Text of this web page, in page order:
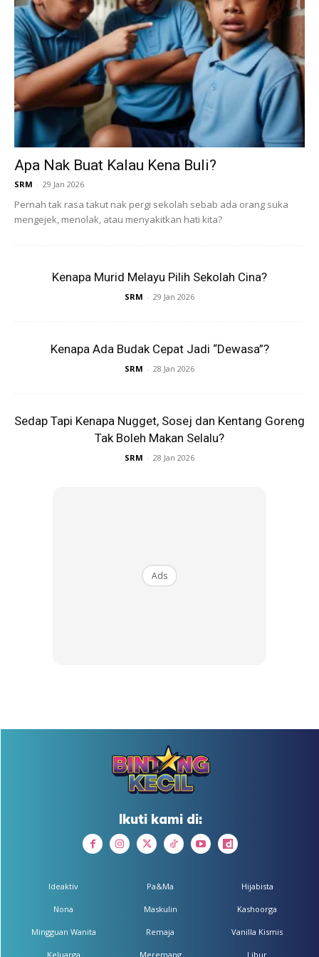
Tragedi Roblox Kejutkan Negara
Perbincangan mengenai pelesenanRoblox
semakin
hangat selepas insiden tragis di Kampung Parit Nipah Laut,
Batu Pahat, Johor, di mana seorang kanak-kanak lelaki
berusia enam tahun cedera parah selepas ditikam
abangnya yang berusia sembilan tahun akibat
pertengkaran berkaitan permainan Roblox.
Menurut Ketua Polis Johor, Datuk Ab Rahaman Arsad,
suspek bertindak di luar kawalan selepas kehilangan hampir
sejuta mata permainan apabila telefon bimbitnya rosak.
Apa Nak Buat Kalau Kena Buli?
SRM - 29 Jan 2026
Pernah tak rasa takut nak pergi sekolah sebab ada orang suka
mengejek, menolak, atau menyakitkan hati kita?
Kenapa Murid Melayu Pilih Sekolah Cina?
SRM - 29 Jan 2026
Kenapa Ada Budak Cepat Jadi “Dewasa”?
SRM - 28 Jan 2026
Sedap Tapi Kenapa Nugget, Sosej dan Kentang Goreng
Tak Boleh Makan Selalu?
SRM - 28 Jan 2026
Ads
Ikuti kami di:
Ideaktiv
Nona
Mingguan Wanita
Keluarga
Pa&Ma
Maskulin
Remaja
Meremang
Hijabista
Kashoorga
Vanilla Kismis
Libur